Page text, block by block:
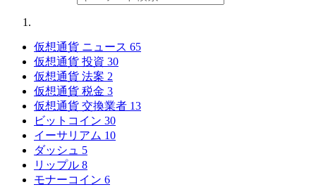
仮想通貨 ニュース 65
仮想通貨 投資 30
仮想通貨 法案 2
仮想通貨 税金 3
仮想通貨 交換業者 13
ビットコイン 30
イーサリアム 10
ダッシュ 5
リップル 8
モナーコイン 6